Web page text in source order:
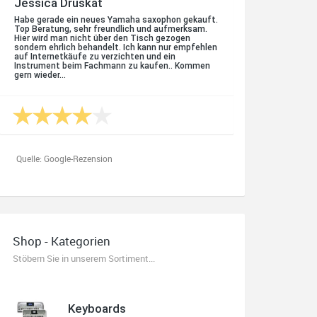
Quelle: Google-Rezension
Oliver Salzmann
fühlt man sich aufgehoben. Finger weg vom
Internet. Kauft beim Fachmann zu guten
Shop - Kategorien
Stöbern Sie in unserem Sortiment...
Keyboards